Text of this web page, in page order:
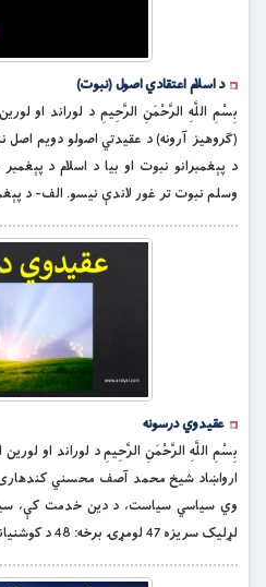
د اسلام اعتقادي اصول (نبوت)
بِسْمِ اللَّهِ الرَّحْمَنِ الرَّحِيمِ د لوراند او
(ګروهیز آرونه) د عقیدتي اصولو دویم
د پېغمبرانو نبوت او بیا د اسلام د
وسلم نبوت تر غور لاندې نیسو. الف- د
عقیدوي درسونه
بِسْمِ اللَّهِ الرَّحْمَنِ الرَّحِيمِ د لوراند او
ارواښاد شیخ محمد آصف محسني
وي سیاسي سیاست، د دین خدمت کې،
لړلیک سریزه 47 لومړۍ برخه: 48 د کوشنیانو عقاید (ګروهې) 48 د امامانو […]